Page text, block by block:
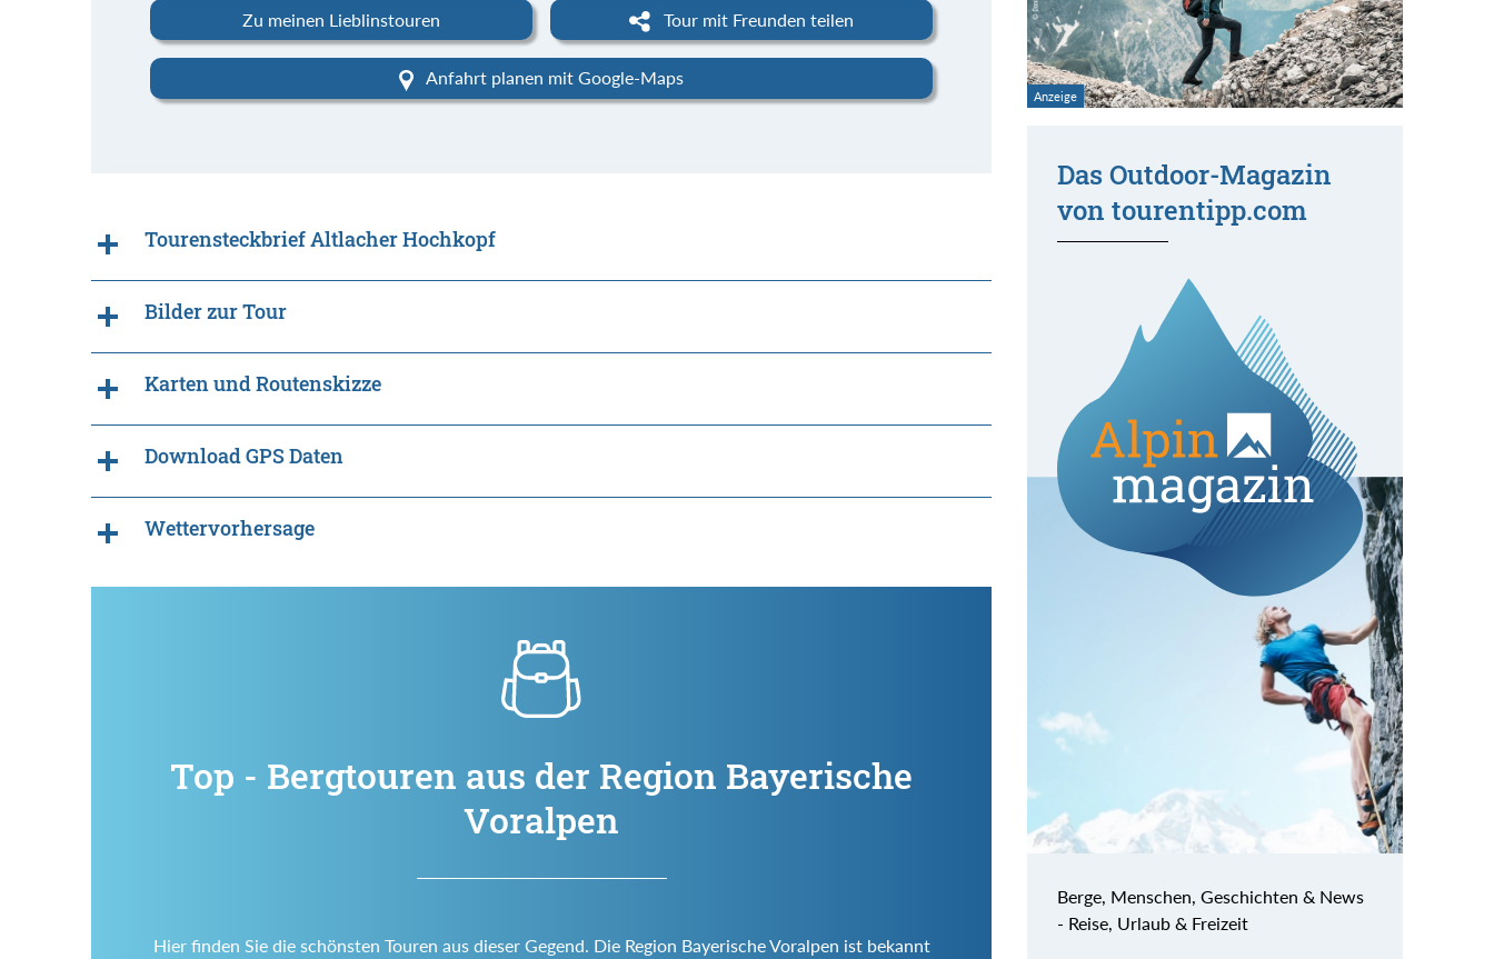
Zu meinen Lieblinstouren Tour mit Freunden teilen
Anfahrt planen mit Google-Maps
Tourensteckbrief Altlacher Hochkopf
Bilder zur Tour
Karten und Routenskizze
Download GPS Daten
Wettervorhersage
Top - Bergtouren aus der Region Bayerische
Voralpen
Hier finden Sie die schönsten Touren aus dieser Gegend. Die Region Bayerische Voralpen ist bekannt
Das Outdoor-Magazin
von tourentipp.com
Berge, Menschen, Geschichten & News
- Reise, Urlaub & Freizeit